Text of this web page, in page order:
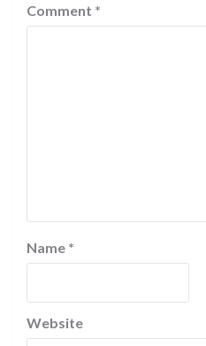
Comment *
Name *
Website